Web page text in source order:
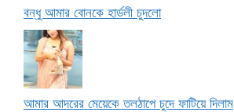
বন্ধু আমার বোনকে হার্ডলী চুদলো
আমার আদরের মেয়েকে তলঠাপে চুদে ফাটিয়ে দিলাম